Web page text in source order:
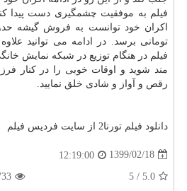
فیلم به موفقیت چشمگیری دست پیدا کند
اکران خود توانست به فروش گیشه
تومانی برسد. در ادامه می توانید
فیلم در هنگام توزیع در شبکه نمایش
مند شوید و اوقات خوبی را در کنار
رقص و آواز و شادی خلق نمایید.
دانلود فیلم تورنا2 از سایت فردیس فیلم
1399/02/18
12:19:00
5.0
/
5